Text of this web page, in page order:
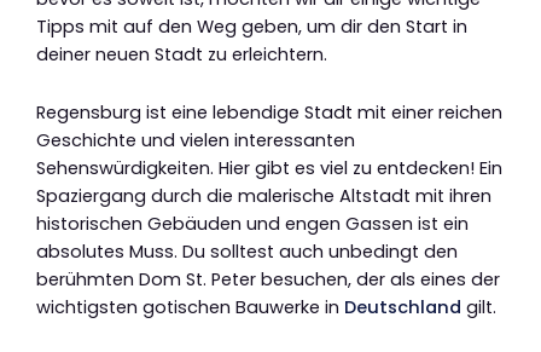
Tipps mit auf den Weg geben, um dir den Start in
deiner neuen Stadt zu erleichtern.
Regensburg ist eine lebendige Stadt mit einer reichen
Geschichte und vielen interessanten
Sehenswürdigkeiten. Hier gibt es viel zu entdecken! Ein
Spaziergang durch die malerische Altstadt mit ihren
historischen Gebäuden und engen Gassen ist ein
absolutes Muss. Du solltest auch unbedingt den
berühmten Dom St. Peter besuchen, der als eines der
wichtigsten gotischen Bauwerke in Deutschland gilt.